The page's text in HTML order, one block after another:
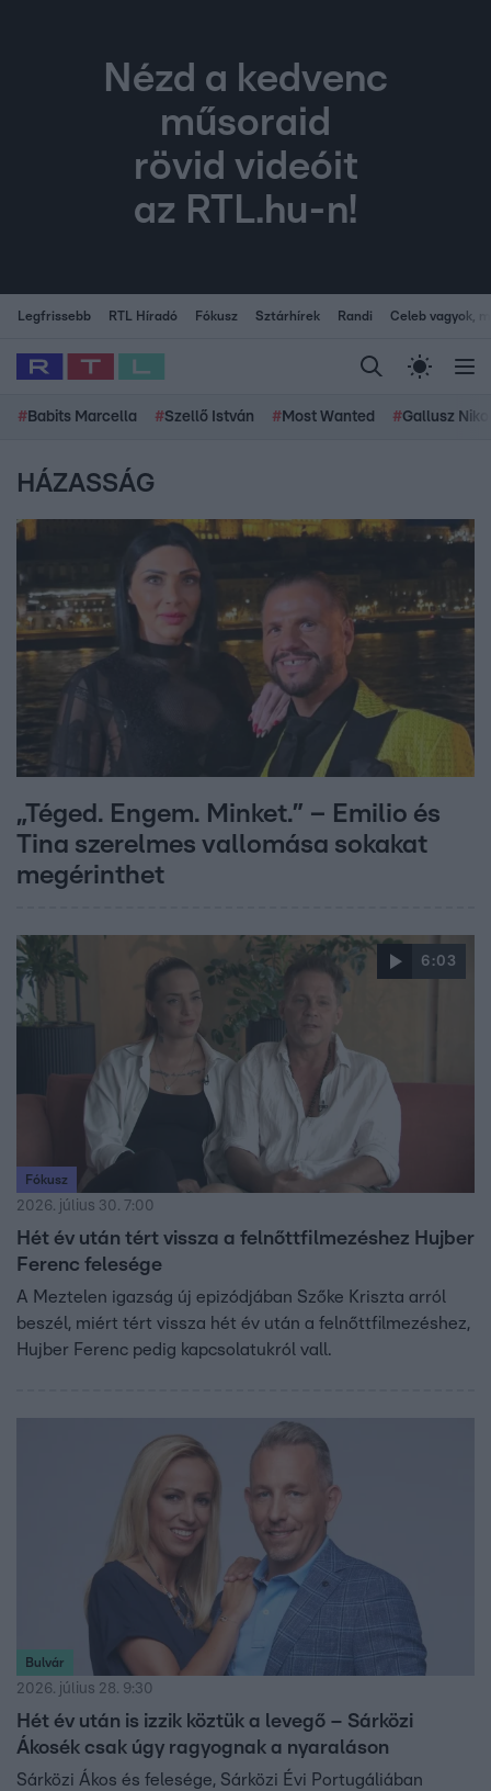
Nézd a kedvenc
műsoraid
rövid videóit
az RTL.hu-n!
Legfrissebb RTL Híradó Fókusz Sztárhírek Randi Celeb vagyok,
# Babits Marcella #Szellő István # Most Wanted #Gallusz
HÁZASSÁG
„Téged. Engem. Minket.” – Emilio és
Tina szerelmes vallomása sokakat
megérinthet
6:03
Fókusz
2026. július 30. 7:00
Hét év után tért vissza a felnőttfilmezéshez Hujber
Ferenc felesége
A Meztelen igazság új epizódjában Szőke Kriszta arról
beszél, miért tért vissza hét év után a felnőttfilmezéshez,
Hujber Ferenc pedig kapcsolatukról vall.
Bulvár
2026. július 28. 9:30
Hét év után is izzik köztük a levegő – Sárközi
Ákosék csak úgy ragyognak a nyaraláson
Sárközi Ákos és felesége, Sárközi Évi Portugáliában